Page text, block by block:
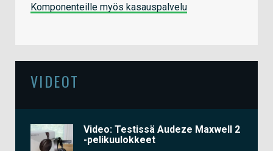
Komponenteille myös kasauspalvelu
VIDEOT
Video: Testissä Audeze Maxwell 2
-pelikuulokkeet